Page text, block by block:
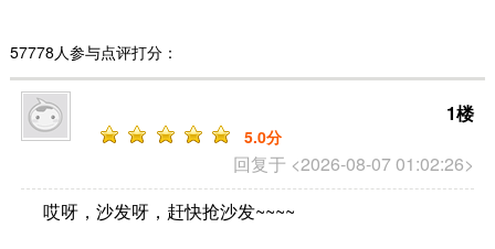
57778人参与点评打分：
回复于 <2026-08-07 01:02:26>
1楼
5.0分
哎呀，沙发呀，赶快抢沙发~~~~